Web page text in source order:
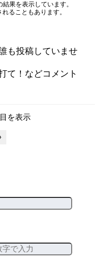
果を表示しています。
ることもあります。
も投稿していませ
て！などコメント
を表示